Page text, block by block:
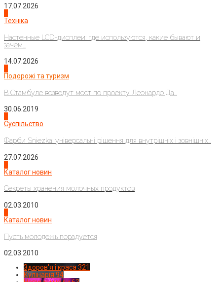
17.07.2026
Техніка
Настенные LCD-дисплеи: где используются, какие бывают и
зачем...
14.07.2026
Подорожі та туризм
В Стамбуле возведут мост по проекту Леонардо Да...
30.06.2019
Суспільство
Фарби Sniezka: універсальні рішення для внутрішніх і зовнішніх...
27.07.2026
Каталог новин
Секреты хранения молочных продуктов
02.03.2010
Каталог новин
Пусть молодежь порадуется
02.03.2010
Здоров'я і краса 321
Кулінарія 94